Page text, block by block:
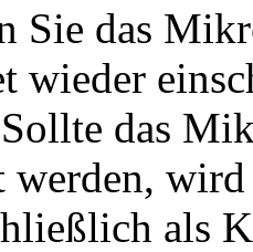
Sie das
wieder
das
werden,
als